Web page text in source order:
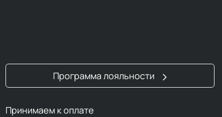
Программа лояльности
Принимаем к оплате